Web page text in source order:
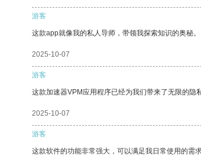
游客
这款app就像我的私人导师，带领我探索知识的奥秘。
2025-10-07
游客
这款加速器VPM应用程序已经为我们带来了无限的隐
2025-10-07
游客
这款软件的功能非常强大，可以满足我日常使用的需求